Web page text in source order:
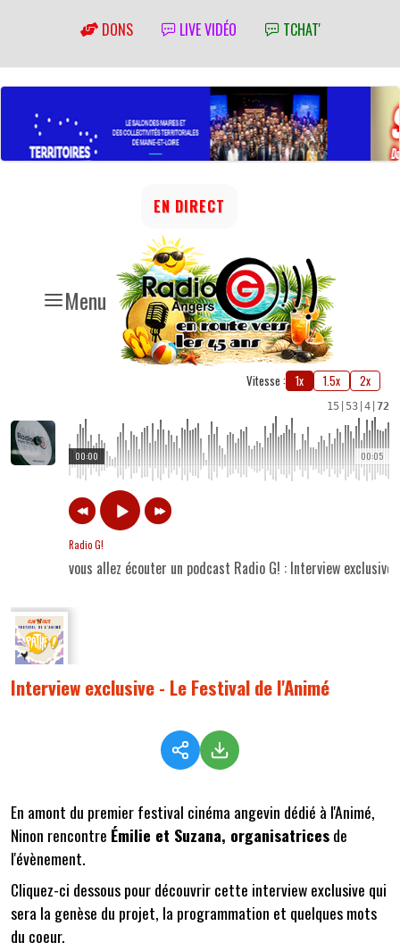
DONS LIVE VIDÉO TCHAT'
Menu
EN DIRECT
Vitesse : 1x 1.5x 2x
15 53 4 72
00:05
00:00
Radio G!
vous allez écouter un podcast Radio G! : Interview exclusive
Interview exclusive - Le Festival de l'Animé
En amont du premier festival cinéma angevin dédié à l'Animé,
Ninon rencontre Émilie et Suzana, organisatricesde
l'évènement.
Cliquez-ci dessous pour découvrir cette interview exclusive qui
sera la genèse du projet, la programmation et quelques mots
du coeur.